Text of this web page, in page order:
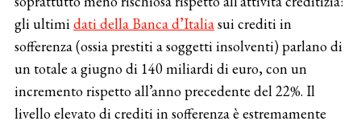
gli ultimidati della Banca d’Italiasui crediti in
sofferenza (ossia prestiti a soggetti insolventi) parlano di
un totale a giugno di 140 miliardi di euro, con un
incremento rispetto all’anno precedente del 22%. Il
livello elevato di crediti in sofferenza è estremamente